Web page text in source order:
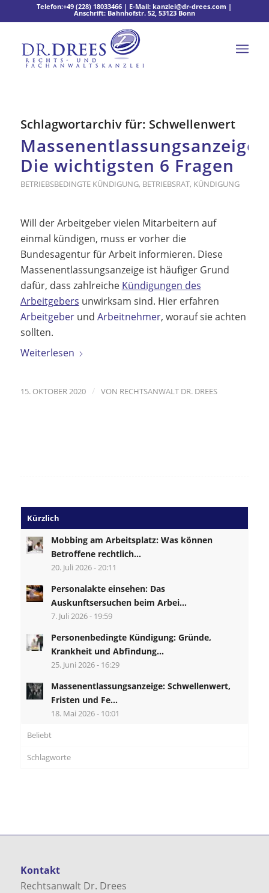
Telefon:+49 (228) 18033466 | E-Mail:kanzlei@dr-drees.com |
Anschrift: Bahnhofstr. 52, 53123 Bonn
Schlagwortarchiv für: Schwellenwert
Massenentlassungsanzeige:
Die wichtigsten 6 Fragen
BETRIEBSBEDINGTE KÜNDIGUNG, BETRIEBSRAT, KÜNDIGUNG
Will der Arbeitgeber vielen Mitarbeitern auf
einmal kündigen, muss er vorher die
Bundesagentur für Arbeit informieren. Diese
Massenentlassungsanzeige ist häufiger Grund
dafür, dass zahlreiche Kündigungen des
Arbeitgebers unwirksam sind. Hier erfahren
Arbeitgeberund Arbeitnehmer, worauf sie achten
sollten.
Weiterlesen
15. OKTOBER 2020 / VON RECHTSANWALT DR. DREES
Kürzlich
Mobbing am Arbeitsplatz: Was können
Betroffene rechtlich...
20. Juli 2026 - 20:11
Personalakte einsehen: Das
Auskunftsersuchen beim Arbei...
7. Juli 2026 - 19:59
Personenbedingte Kündigung: Gründe,
Krankheit und Abfindung...
25. Juni 2026 - 16:29
Massenentlassungsanzeige: Schwellenwert,
Fristen und Fe...
18. Mai 2026 - 10:01
Beliebt
Schlagworte
Kontakt
Rechtsanwalt Dr. Drees